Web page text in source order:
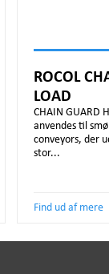
ROCOL
LOAD
CHAIN GUARD
anvendes til
conveyors, der
stor...
Find ud af mere